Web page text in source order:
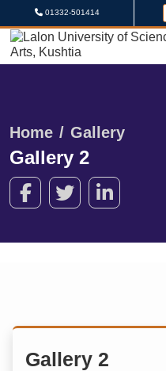
01332-501414
Home Gallery
Gallery 2
Gallery 2